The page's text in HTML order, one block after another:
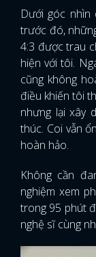
Dưới góc
trước đó,
4:3 được trau
hiện với tôi.
cũng không
điều khiến tôi
nhưng lại xây
thúc. Coi vẫn
hoàn hảo.
Không cần
nghiệm xem
trong 95 phút
nghệ sĩ cùng